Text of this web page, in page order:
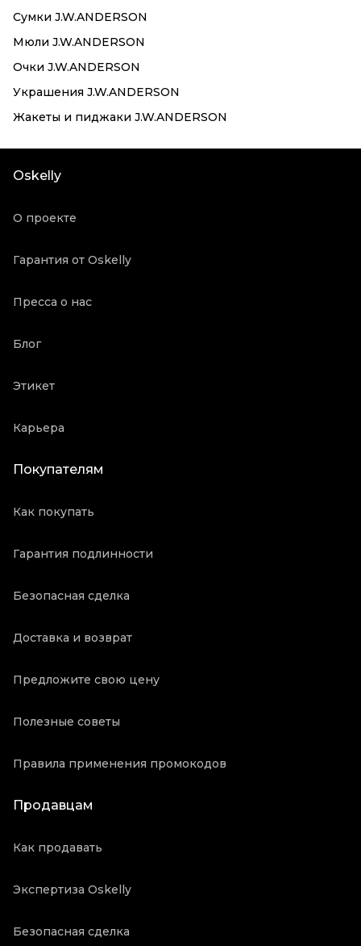
Сумки J.W.ANDERSON
Мюли J.W.ANDERSON
Очки J.W.ANDERSON
Украшения J.W.ANDERSON
Жакеты и пиджаки J.W.ANDERSON
Oskelly
О проекте
Гарантия от Oskelly
Пресса о нас
Блог
Этикет
Карьера
Покупателям
Как покупать
Гарантия подлинности
Безопасная сделка
Доставка и возврат
Предложите свою цену
Полезные советы
Правила применения промокодов
Продавцам
Как продавать
Экспертиза Oskelly
Безопасная сделка